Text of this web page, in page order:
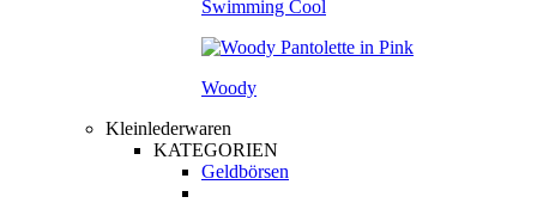
Swimming Cool
Woody
Kleinlederwaren
KATEGORIEN
Geldbörsen